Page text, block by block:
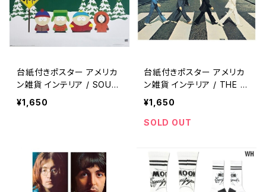
台紙付きポスター アメリカ
ン雑貨 インテリア / SOUT
H PARK metal wall deco
r garage decor 【A455】
¥1,650
台紙付きポスター アメリカ
ン雑貨 インテリア / THE B
EATLES metal wall deco
r garage decor 【A454】
¥1,650
SOLD OUT